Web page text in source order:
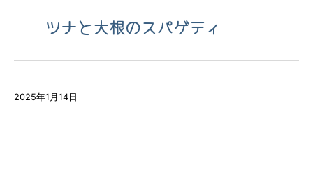
ツナと大根のスパゲティ
2025年1月14日